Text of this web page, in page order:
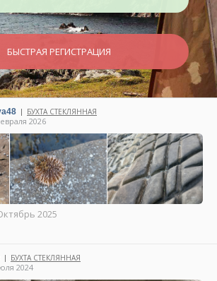
БЫСТРАЯ РЕГИСТРАЦИЯ
| БУХТА СТЕКЛЯННАЯ
2026
2025
| БУХТА СТЕКЛЯННАЯ
2024